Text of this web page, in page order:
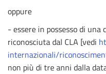
oppure
- essere in possesso di
riconosciuta dal CLA [vedi
internazionali/
non più di tre anni dalla